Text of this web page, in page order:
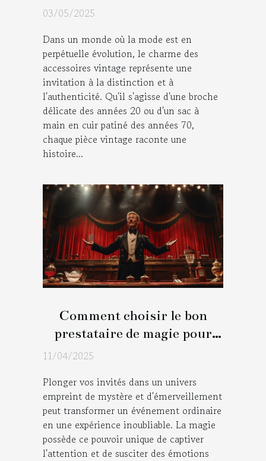
tenue moderne
03/05/2025
Dans un monde où la mode est en
perpétuelle évolution, le charme des
accessoires vintage représente une
invitation à la distinction et à
l'authenticité. Qu'il s'agisse d'une broche
délicate des années 20 ou d'un sac à
main en cuir patiné des années 70,
chaque pièce vintage raconte une
histoire...
Comment choisir le bon
prestataire de magie pour
marquer les esprits lors de
11/04/2025
Plonger vos invités dans un univers
empreint de mystère et d'émerveillement
peut transformer un événement ordinaire
en une expérience inoubliable. La magie
possède ce pouvoir unique de captiver
l'attention et de susciter des émotions